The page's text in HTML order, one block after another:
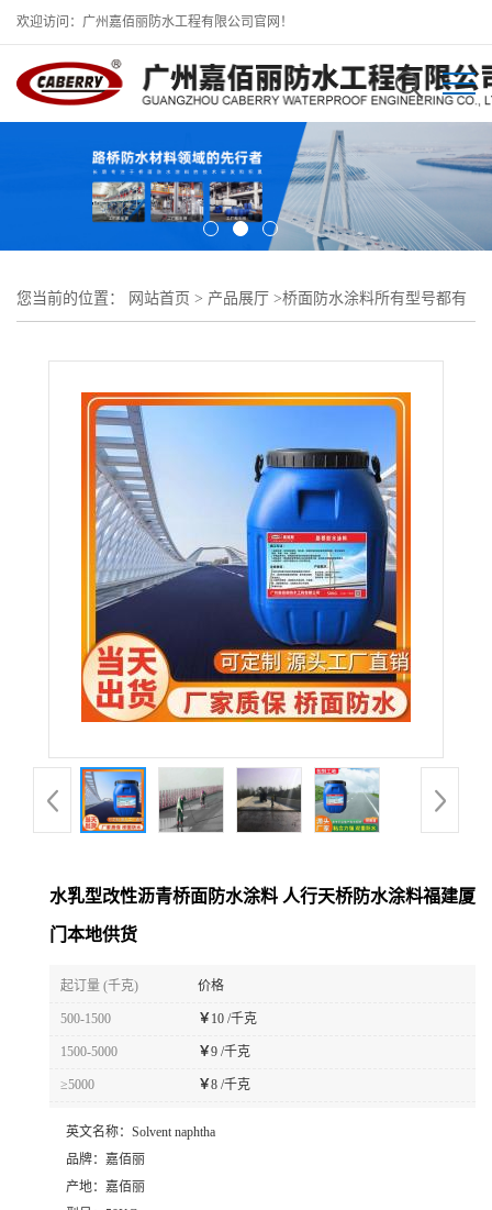
欢迎访问：广州嘉佰丽防水工程有限公司官网！
您当前的位置： 网站首页 > 产品展厅 >桥面防水涂料所有型号都有
水乳型改性沥青桥面防水涂料 人行天桥防水涂料福建厦
门本地供货
起订量 (千克) 价格
500-1500 ￥10 /千克
1500-5000 ￥9 /千克
≥5000 ￥8 /千克
英文名称： Solvent naphtha
品牌： 嘉佰丽
产地： 嘉佰丽